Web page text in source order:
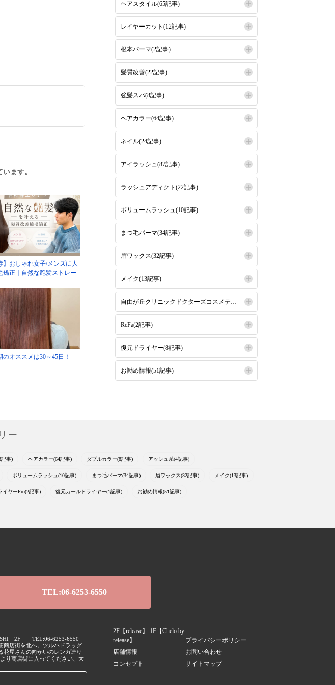
ます。
】おしゃれ女子/メンズに人
矯正｜自然な艶髪ストレー
のオススメは30～45日！
ヘアスタイル(65記事)
レイヤーカット(12記事)
根本パーマ(2記事)
髪質改善(22記事)
強髪スパ(8記事)
ヘアカラー(64記事)
ネイル(24記事)
アイラッシュ(87記事)
ラッシュアディクト(22記事)
ボリュームラッシュ(10記事)
まつ毛パーマ(34記事)
眉ワックス(32記事)
メイク(13記事)
自由が丘クリニックドクターズコスメティクス(16記事)
ReFa(2記事)
復元ドライヤー(8記事)
お勧め情報(51記事)
ー
記事) ヘアカラー(64記事) ダブルカラー(8記事) アッシュ系(4記事)
ボリュームラッシュ(10記事) まつ毛パーマ(34記事) 眉ワックス(32記事) メイク(13記事)
イヤーPro(2記事) 復元カールドライヤー(1記事) お勧め情報(51記事)
TEL:06-6253-6550
2F
TEL:06-6253-6550
商店街を北へ。ツルハドラッグ
花屋さんの向かいのレンガ造り
り商店街に入ってください、大
2F【release】 1F【Chelo by
release】
店舗情報
コンセプト
プライバシーポリシー
お問い合わせ
サイトマップ